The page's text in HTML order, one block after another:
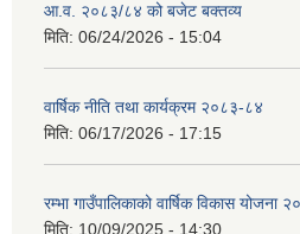
आ.व. २०८३/८४ को बजेट बक्तव्य
मिति: 06/24/2026 - 15:04
वार्षिक नीति तथा कार्यक्रम २०८३-८४
मिति: 06/17/2026 - 17:15
रम्भा गाउँपालिकाको वार्षिक विकास योजना
मिति: 10/09/2025 - 14:30